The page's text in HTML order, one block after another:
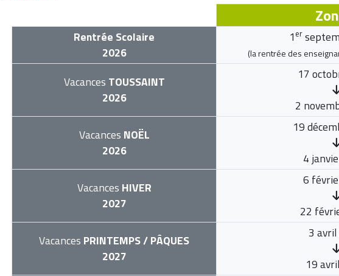
Rentrée Scolaire
2026
1 er
(la rentrée des
Vacances TOUSSAINT
2026
17
2
Vacances NOËL
2026
19
4
Vacances HIVER
2027
6
22
Vacances PRINTEMPS / PÂQUES
2027
3
19